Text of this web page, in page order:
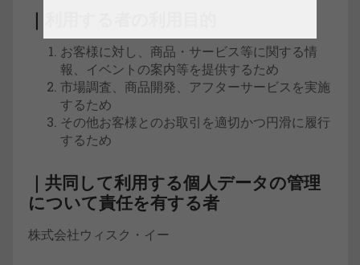
｜利用する者の利用目的
お客様に対し、商品・サービス等に関する情
報、イベントの案内等を提供するため
市場調査、商品開発、アフターサービスを実施
するため
その他お客様とのお取引を適切かつ円滑に履行
するため
｜共同して利用する個人データの管理
について責任を有する者
株式会社ウィスク・イー